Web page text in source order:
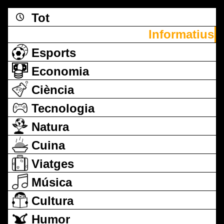
Tot
Informatius
Esports
Economia
Ciència
Tecnologia
Natura
Cuina
Viatges
Música
Cultura
Humor